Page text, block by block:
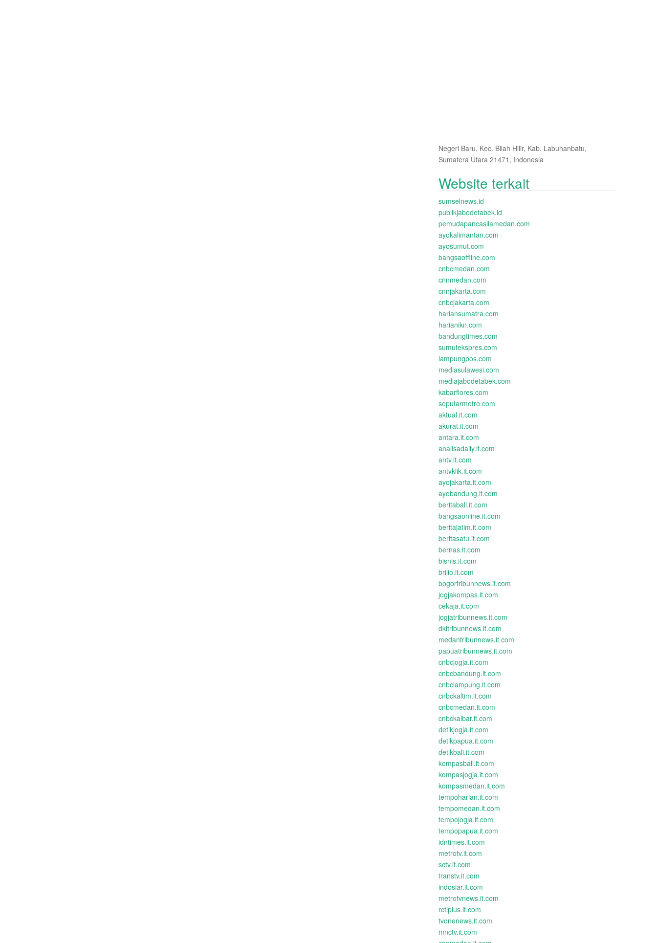
Negeri Baru, Kec. Bilah Hilir, Kab. Labuhanbatu,
Sumatera Utara 21471, Indonesia
Website terkait
sumselnews.id
publikjabodetabek.id
pemudapancasilamedan.com
ayokalimantan.com
ayosumut.com
bangsaoffline.com
cnbcmedan.com
cnnmedan.com
cnnjakarta.com
cnbcjakarta.com
hariansumatra.com
harianikn.com
bandungtimes.com
sumutekspres.com
lampungpos.com
mediasulawesi.com
mediajabodetabek.com
kabarflores.com
seputarmetro.com
aktual.it.com
akurat.it.com
antara.it.com
analisadaily.it.com
antv.it.com
antvklik.it.com
ayojakarta.it.com
ayobandung.it.com
beritabali.it.com
bangsaonline.it.com
beritajatim.it.com
beritasatu.it.com
bernas.it.com
bisnis.it.com
brilio.it.com
bogortribunnews.it.com
jogjakompas.it.com
cekaja.it.com
jogjatribunnews.it.com
dkitribunnews.it.com
medantribunnews.it.com
papuatribunnews.it.com
cnbcjogja.it.com
cnbcbandung.it.com
cnbclampung.it.com
cnbckaltim.it.com
cnbcmedan.it.com
cnbckalbar.it.com
detikjogja.it.com
detikpapua.it.com
detikbali.it.com
kompasbali.it.com
kompasjogja.it.com
kompasmedan.it.com
tempoharian.it.com
tempomedan.it.com
tempojogja.it.com
tempopapua.it.com
idntimes.it.com
metrotv.it.com
sctv.it.com
transtv.it.com
indosiar.it.com
metrotvnews.it.com
rctiplus.it.com
tvonenews.it.com
mnctv.it.com